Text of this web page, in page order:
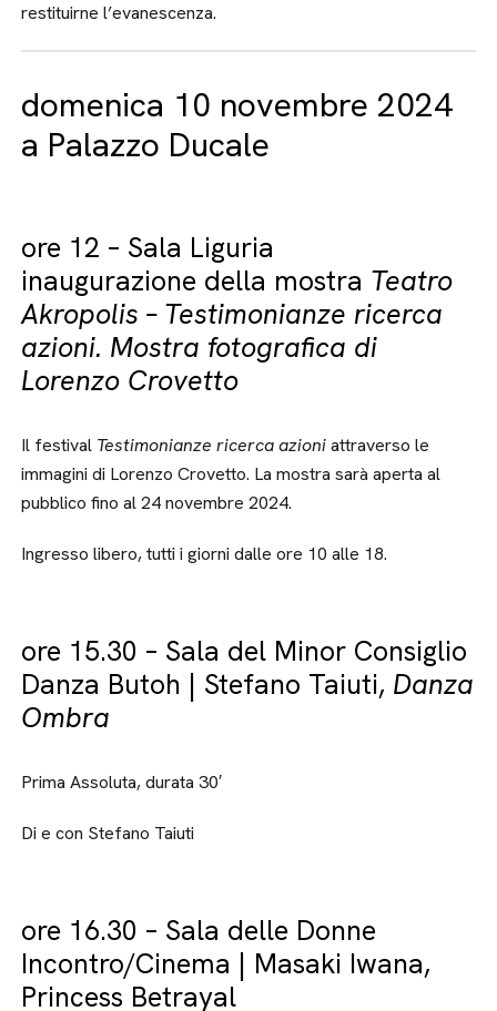
restituirne l’evanescenza.
domenica 10 novembre 2024
a Palazzo Ducale
ore 12 – Sala Liguria
inaugurazione della mostra Teatro
Akropolis – Testimonianze ricerca
azioni. Mostra fotografica di
Lorenzo Crovetto
Il festival Testimonianze ricerca azioniattraverso le
immagini di Lorenzo Crovetto. La mostra sarà aperta al
pubblico fino al 24 novembre 2024.
Ingresso libero, tutti i giorni dalle ore 10 alle 18.
ore 15.30 – Sala del Minor Consiglio
Danza Butoh | Stefano Taiuti, Danza
Ombra
Prima Assoluta, durata 30′
Di e con Stefano Taiuti
ore 16.30 – Sala delle Donne
Incontro/Cinema | Masaki Iwana,
Princess Betrayal